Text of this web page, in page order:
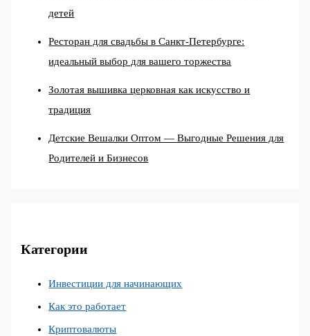
детей
Ресторан для свадьбы в Санкт-Петербурге:
идеальный выбор для вашего торжества
Золотая вышивка церковная как искусство и
традиция
Детские Вешалки Оптом — Выгодные Решения для
Родителей и Бизнесов
Категории
Инвестиции для начинающих
Как это работает
Криптовалюты